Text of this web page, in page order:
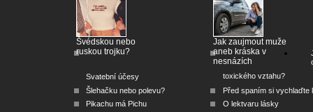
Švédskou nebo
ruskou trojku?
Svatební účesy
Šlehačku nebo polevu?
Pikachu má Pichu
Jak zaujmout muže
aneb kráska v
nesnázích
toxického vztahu?
Před spaním si vychlaďte
O lektvaru lásky